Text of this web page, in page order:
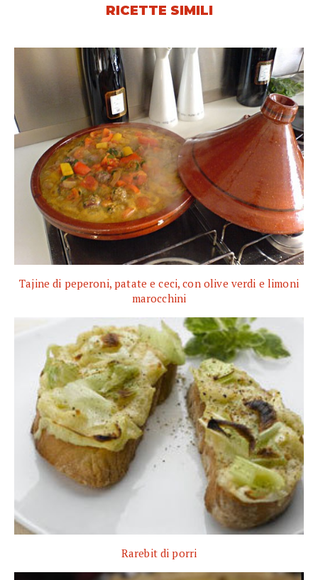
RICETTE SIMILI
Tajine di peperoni, patate e ceci, con olive verdi e limoni
marocchini
Rarebit di porri